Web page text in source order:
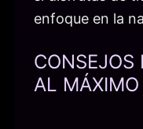
enfoque en la
CONSEJOS
AL MÁXIMO